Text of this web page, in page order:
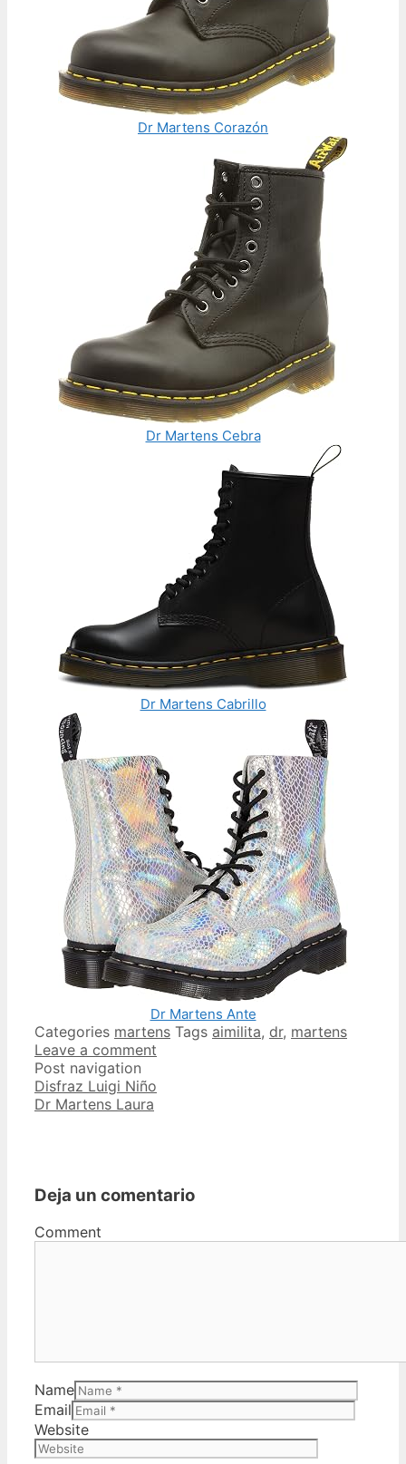
Dr Martens Corazón
Dr Martens Cebra
Dr Martens Cabrillo
Dr Martens Ante
Categories martens Tags aimilita, dr, martens
Leave a comment
Post navigation
Disfraz Luigi Niño
Dr Martens Laura
Deja un comentario
Comment
Name
Email
Website